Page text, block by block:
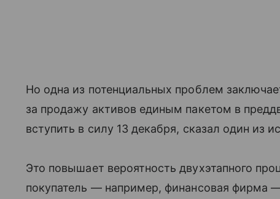
Но одна из потенциальных проблем
за продажу активов единым пакетом в
вступить в силу 13 декабря, сказал один из
Это повышает вероятность двухэтапного
покупатель — например, финансовая фирма